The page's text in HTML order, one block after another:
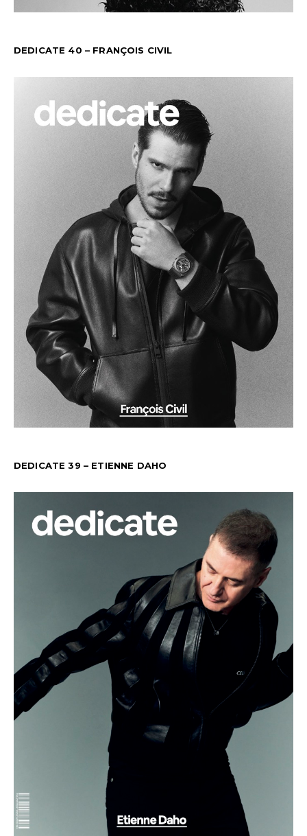
DEDICATE 40 – FRANÇOIS CIVIL
DEDICATE 39 – ETIENNE DAHO